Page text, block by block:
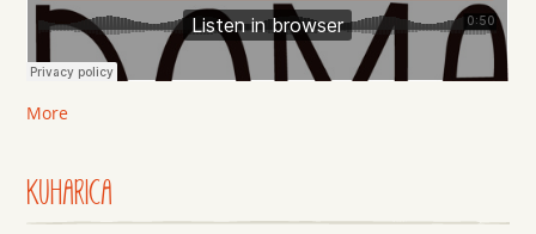
More
KUHARICA